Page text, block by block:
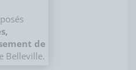
de
Belleville.